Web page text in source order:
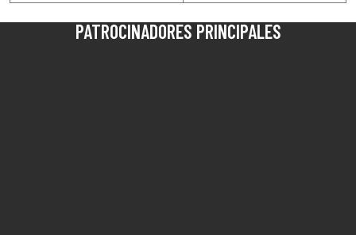
PATROCINADORES PRINCIPALES